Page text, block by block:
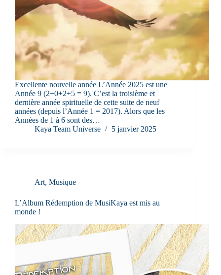
Excellente nouvelle année L’Année 2025 est une
Année 9 (2+0+2+5 = 9). C’est la troisième et
dernière année spirituelle de cette suite de neuf
années (depuis l’Année 1 = 2017). Alors que les
Années de 1 à 6 sont des…
Kaya Team Universe
5 janvier 2025
Art, Musique
L’Album Rédemption de MusiKaya est mis au
monde !